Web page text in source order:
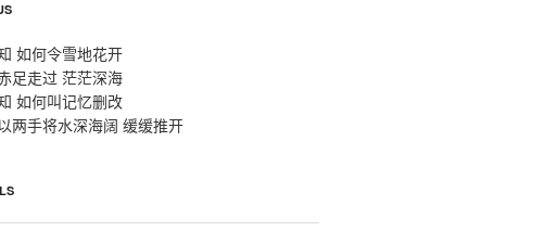
如何令雪地花开
足走过 茫茫深海
如何叫记忆删改
两手将水深海阔 缓缓推开